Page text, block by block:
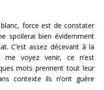
force est de constater
spoilerai bien évidemment
C’est assez décevant à la
me voyez venir, ce n’est
mots prennent tout leur
contexte ils n’ont guère